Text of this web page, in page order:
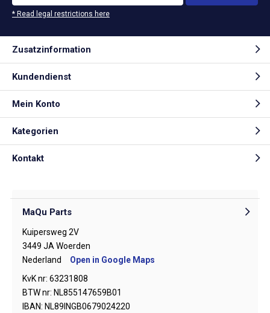
* Read legal restrictions here
Zusatzinformation
Kundendienst
Mein Konto
Kategorien
Kontakt
MaQu Parts
Kuipersweg 2V
3449 JA Woerden
Nederland
Open in Google Maps
KvK nr: 63231808
BTW nr: NL855147659B01
IBAN: NL89INGB0679024220